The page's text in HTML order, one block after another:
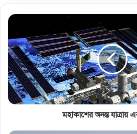
মহাকাশের অনন্ত যাত্রায়